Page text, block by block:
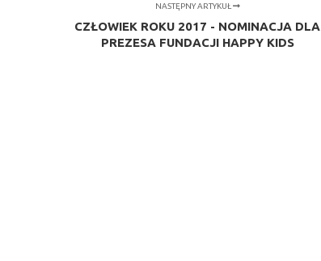
NASTĘPNY ARTYKUŁ
CZŁOWIEK ROKU 2017 - NOMINACJA DLA
PREZESA FUNDACJI HAPPY KIDS